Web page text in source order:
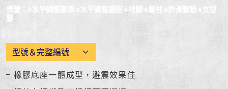
標籤：#水平調整腳架 #水平調整腳座 #地腳 #腳柱 #防滑腳墊 #支撐
腳
橡膠底座一體成型，避震效果佳